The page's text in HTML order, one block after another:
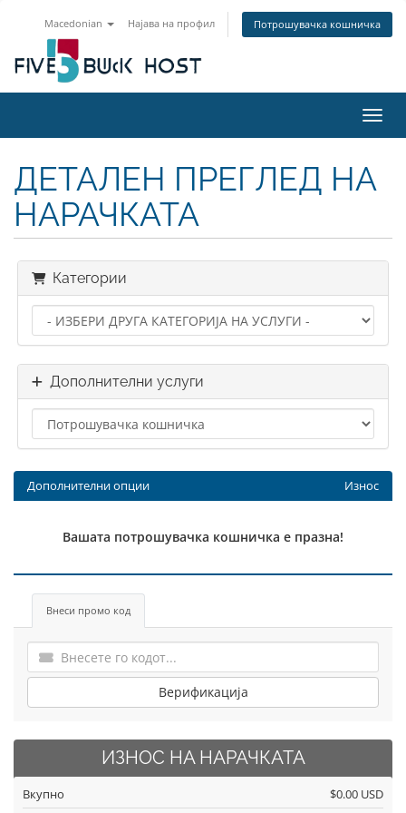
Macedonian Најава на профил Потрошувачка кошничка
ДЕТАЛЕН ПРЕГЛЕД НА
НАРАЧКАТА
Категории
Дополнителни услуги
Дополнителни опции Износ
Вашата потрошувачка кошничка е празна!
Внеси промо код
Верификација
ИЗНОС НА НАРАЧКАТА
Вкупно $0.00 USD